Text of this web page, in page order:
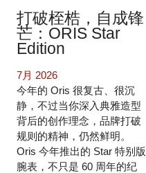
打破桎梏，自成锋
芒：ORIS Star
Edition
7月 2026
今年的 Oris 很复古、很沉
静，不过当你深入典雅造型
背后的创作理念，品牌打破
规则的精神，仍然鲜明。
Oris 今年推出的 Star 特别版
腕表，不只是 60 周年的纪